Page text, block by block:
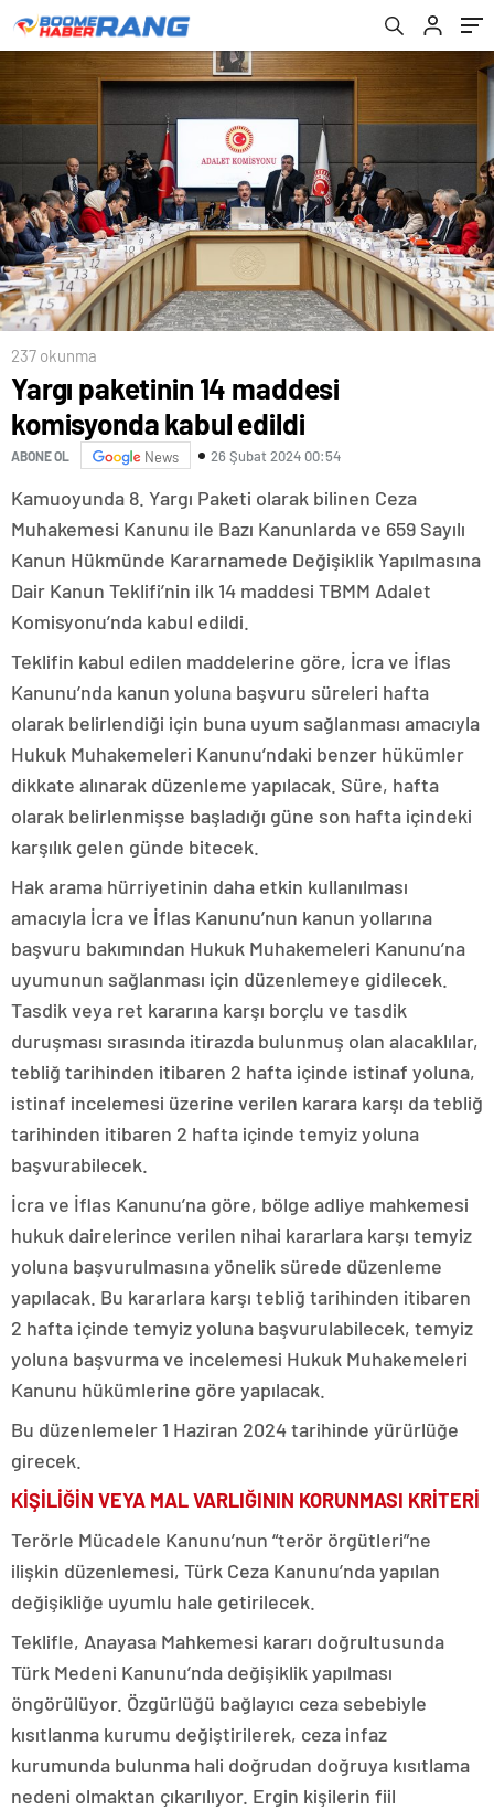
237 okunma
Yargı paketinin 14 maddesi
komisyonda kabul edildi
ABONE OL News 26 Şubat 2024 00:54
Kamuoyunda 8. Yargı Paketi olarak bilinen Ceza
Muhakemesi Kanunu ile Bazı Kanunlarda ve 659 Sayılı
Kanun Hükmünde Kararnamede Değişiklik Yapılmasına
Dair Kanun Teklifi’nin ilk 14 maddesi TBMM Adalet
Komisyonu’nda kabul edildi.
Teklifin kabul edilen maddelerine göre, İcra ve İflas
Kanunu’nda kanun yoluna başvuru süreleri hafta
olarak belirlendiği için buna uyum sağlanması amacıyla
Hukuk Muhakemeleri Kanunu’ndaki benzer hükümler
dikkate alınarak düzenleme yapılacak. Süre, hafta
olarak belirlenmişse başladığı güne son hafta içindeki
karşılık gelen günde bitecek.
Hak arama hürriyetinin daha etkin kullanılması
amacıyla İcra ve İflas Kanunu’nun kanun yollarına
başvuru bakımından Hukuk Muhakemeleri Kanunu’na
uyumunun sağlanması için düzenlemeye gidilecek.
Tasdik veya ret kararına karşı borçlu ve tasdik
duruşması sırasında itirazda bulunmuş olan alacaklılar,
tebliğ tarihinden itibaren 2 hafta içinde istinaf yoluna,
istinaf incelemesi üzerine verilen karara karşı da tebliğ
tarihinden itibaren 2 hafta içinde temyiz yoluna
başvurabilecek.
İcra ve İflas Kanunu’na göre, bölge adliye mahkemesi
hukuk dairelerince verilen nihai kararlara karşı temyiz
yoluna başvurulmasına yönelik sürede düzenleme
yapılacak. Bu kararlara karşı tebliğ tarihinden itibaren
2 hafta içinde temyiz yoluna başvurulabilecek, temyiz
yoluna başvurma ve incelemesi Hukuk Muhakemeleri
Kanunu hükümlerine göre yapılacak.
Bu düzenlemeler 1 Haziran 2024 tarihinde yürürlüğe
girecek.
KİŞİLİĞİN VEYA MAL VARLIĞININ KORUNMASI KRİTERİ
Terörle Mücadele Kanunu’nun “terör örgütleri”ne
ilişkin düzenlemesi, Türk Ceza Kanunu’nda yapılan
değişikliğe uyumlu hale getirilecek.
Teklifle, Anayasa Mahkemesi kararı doğrultusunda
Türk Medeni Kanunu’nda değişiklik yapılması
öngörülüyor. Özgürlüğü bağlayıcı ceza sebebiyle
kısıtlanma kurumu değiştirilerek, ceza infaz
kurumunda bulunma hali doğrudan doğruya kısıtlama
nedeni olmaktan çıkarılıyor. Ergin kişilerin fiil